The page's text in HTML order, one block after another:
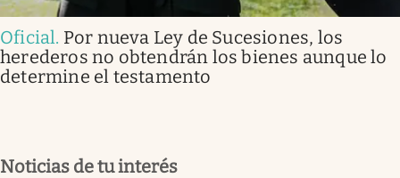
Oficial. Por nueva Ley de Sucesiones, los
herederos no obtendrán los bienes aunque lo
determine el testamento
Noticias de tu interés